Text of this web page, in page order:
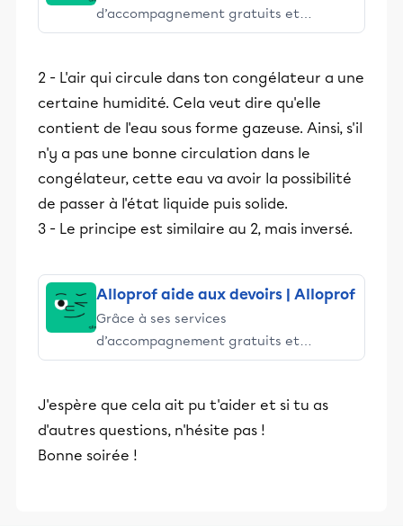
d’accompagnement gratuits et
stimulants, Alloprof engage les élèves
éducative.
2 - L'air qui circule dans ton congélateur a une
certaine humidité. Cela veut dire qu'elle
contient de l'eau sous forme gazeuse. Ainsi, s'il
n'y a pas une bonne circulation dans le
congélateur, cette eau va avoir la possibilité
de passer à l'état liquide puis solide.
3 - Le principe est similaire au 2, mais inversé.
Alloprof aide aux devoirs | Alloprof
Grâce à ses services
d’accompagnement gratuits et
stimulants, Alloprof engage les élèves
éducative.
J'espère que cela ait pu t'aider et si tu as
d'autres questions, n'hésite pas !
Bonne soirée !